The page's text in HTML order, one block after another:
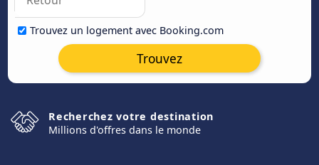
Trouvez un logement avec Booking.com
Trouvez
Recherchez votre destination
Millions d'offres dans le monde